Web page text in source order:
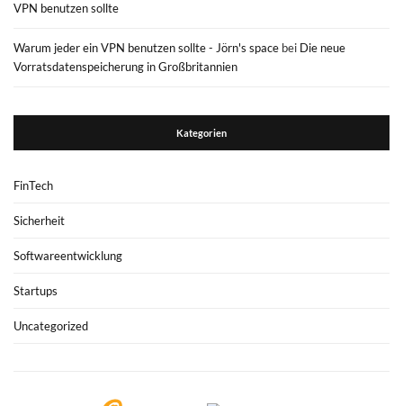
VPN benutzen sollte
Warum jeder ein VPN benutzen sollte - Jörn's space bei Die neue
Vorratsdatenspeicherung in Großbritannien
Kategorien
FinTech
Sicherheit
Softwareentwicklung
Startups
Uncategorized